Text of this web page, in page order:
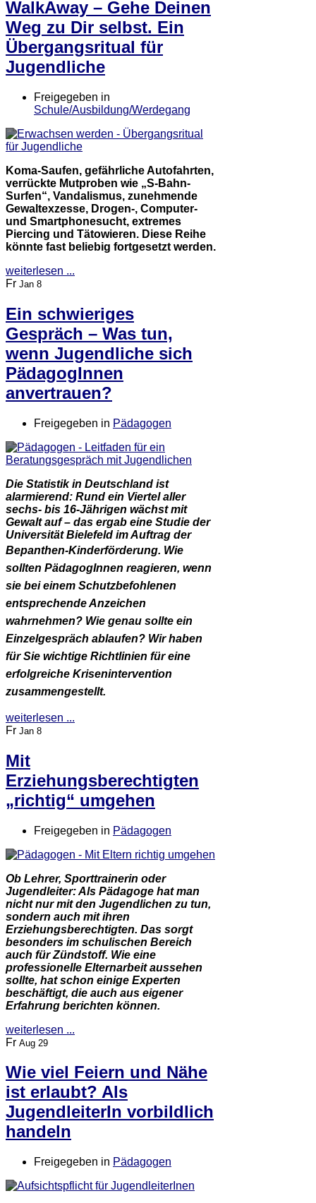
WalkAway – Gehe Deinen
Weg zu Dir selbst. Ein
Übergangsritual für
Jugendliche
Freigegeben in
Schule/Ausbildung/Werdegang
Koma-Saufen, gefährliche Autofahrten,
verrückte Mutproben wie „S-Bahn-
Surfen“, Vandalismus, zunehmende
Gewaltexzesse, Drogen-, Computer-
und Smartphonesucht, extremes
Piercing und Tätowieren. Diese Reihe
könnte fast beliebig fortgesetzt werden.
weiterlesen ...
Fr Jan 8
Ein schwieriges
Gespräch – Was tun,
wenn Jugendliche sich
PädagogInnen
anvertrauen?
Freigegeben in Pädagogen
Die Statistik in Deutschland ist
alarmierend: Rund ein Viertel aller
sechs- bis 16-Jährigen wächst mit
Gewalt auf – das ergab eine Studie der
Universität Bielefeld im Auftrag der
Bepanthen-Kinderförderung. Wie
sollten PädagogInnen reagieren, wenn
sie bei einem Schutzbefohlenen
entsprechende Anzeichen
wahrnehmen? Wie genau sollte ein
Einzelgespräch ablaufen? Wir haben
für Sie wichtige Richtlinien für eine
erfolgreiche Krisenintervention
zusammengestellt.
weiterlesen ...
Fr Jan 8
Mit
Erziehungsberechtigten
„richtig“ umgehen
Freigegeben in Pädagogen
Ob Lehrer, Sporttrainerin oder
Jugendleiter: Als Pädagoge hat man
nicht nur mit den Jugendlichen zu tun,
sondern auch mit ihren
Erziehungsberechtigten. Das sorgt
besonders im schulischen Bereich
auch für Zündstoff. Wie eine
professionelle Elternarbeit aussehen
sollte, hat schon einige Experten
beschäftigt, die auch aus eigener
Erfahrung berichten können.
weiterlesen ...
Fr Aug 29
Wie viel Feiern und Nähe
ist erlaubt? Als
JugendleiterIn vorbildlich
handeln
Freigegeben in Pädagogen